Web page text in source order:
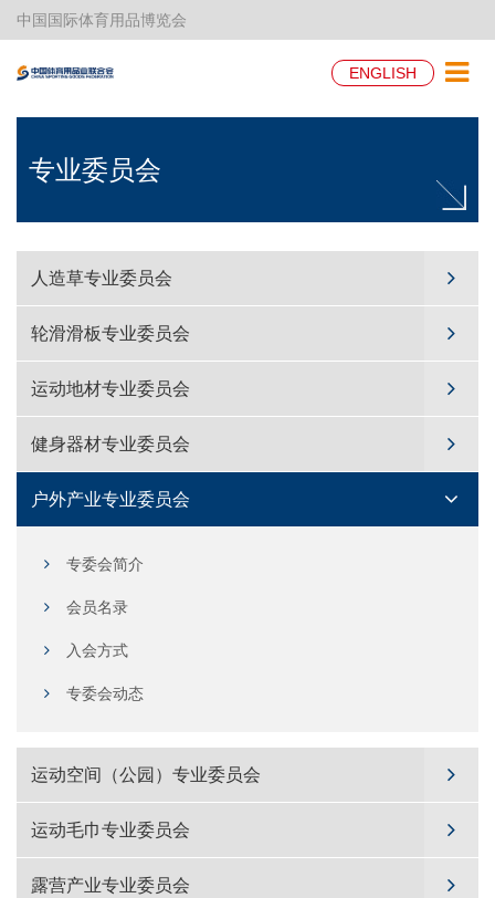
中国国际体育用品博览会
ENGLISH
专业委员会
人造草专业委员会
轮滑滑板专业委员会
运动地材专业委员会
健身器材专业委员会
户外产业专业委员会
专委会简介
会员名录
入会方式
专委会动态
运动空间（公园）专业委员会
运动毛巾专业委员会
露营产业专业委员会